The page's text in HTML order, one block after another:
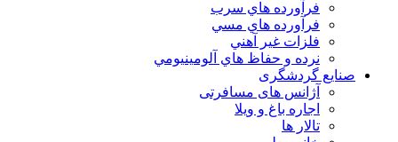
فرآورده هاي سرب
فرآورده هاي مسي
فلزات غير آهني
نرده و حفاظ هاي آلومينيومي
صنایع گردشگری
آژانس های مسافرتی
اجاره باغ و ویلا
تالار ها